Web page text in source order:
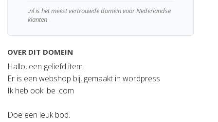
.nl is het meest vertrouwde domein voor Nederlandse
klanten
OVER DIT DOMEIN
Hallo, een geliefd item.
Er is een webshop bij, gemaakt in wordpress
Ik heb ook .be .com
Doe een leuk bod.